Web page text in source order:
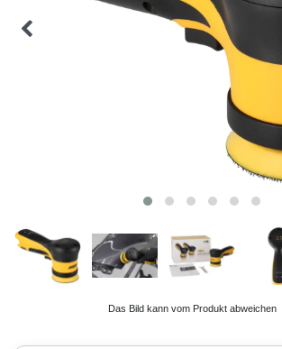
Das Bild kann vom Produkt abweichen